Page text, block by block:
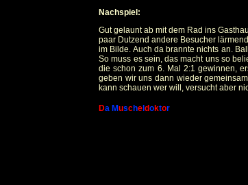
Nachspiel:
Gut gelaunt ab mit dem Rad ins
paar Dutzend andere Besucher
im Bilde. Auch da brannte nichts an.
So muss es sein, das macht uns so
die schon zum 6. Mal 2:1 gewinnen,
geben wir uns dann wieder
kann schauen wer will, versucht aber
Da Musche doktor